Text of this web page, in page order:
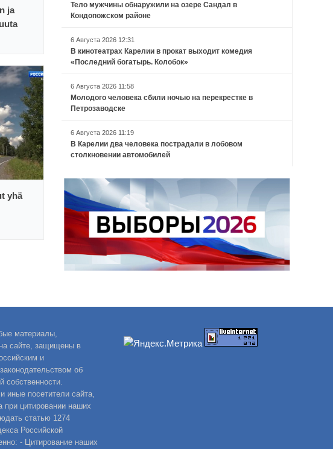
ja
yhä
Тело мужчины обнаружили на озере Сандал в
Кондопожском районе
6 Августа 2026 12:31
В кинотеатрах Карелии в прокат выходит комедия
«Последний богатырь. Колобок»
6 Августа 2026 11:58
Молодого человека сбили ночью на перекрестке в
Петрозаводске
6 Августа 2026 11:19
В Карелии два человека пострадали в лобовом
столкновении автомобилей
материалы,
сайте, защищены в
и
об
собственности.
посетители сайта,
при цитировании наших
статью 1274
Российской
- Цитирование наших